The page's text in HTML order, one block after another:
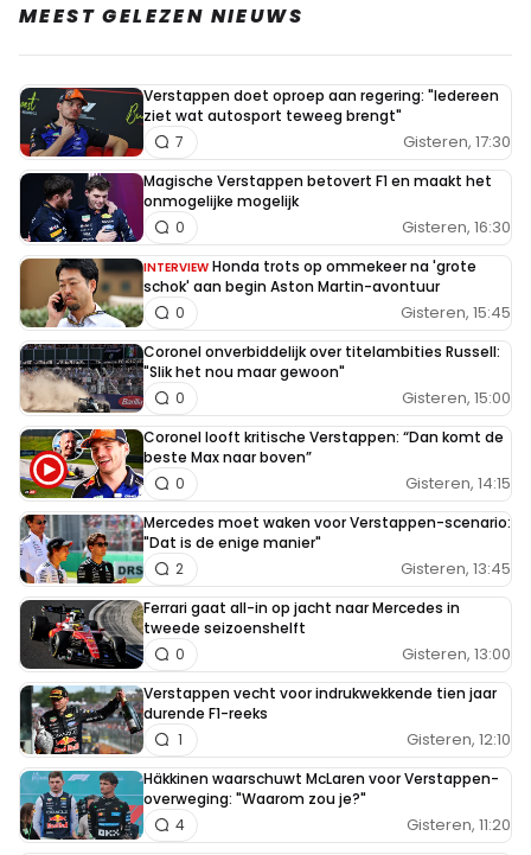
MEEST GELEZEN NIEUWS
Verstappen doet oproep aan regering: "Iedereen
ziet wat autosport teweeg brengt"
Gisteren, 17:30
7
Magische Verstappen betovert F1 en maakt het
onmogelijke mogelijk
Gisteren, 16:30
0
INTERVIEW Honda trots op ommekeer na 'grote
schok' aan begin Aston Martin-avontuur
Gisteren, 15:45
0
Coronel onverbiddelijk over titelambities Russell:
"Slik het nou maar gewoon"
Gisteren, 15:00
0
Coronel looft kritische Verstappen: “Dan komt de
beste Max naar boven”
Gisteren, 14:15
0
Mercedes moet waken voor Verstappen-scenario:
"Dat is de enige manier"
Gisteren, 13:45
2
Ferrari gaat all-in op jacht naar Mercedes in
tweede seizoenshelft
Gisteren, 13:00
0
Verstappen vecht voor indrukwekkende tien jaar
durende F1-reeks
Gisteren, 12:10
1
Häkkinen waarschuwt McLaren voor Verstappen-
overweging: "Waarom zou je?"
Gisteren, 11:20
4